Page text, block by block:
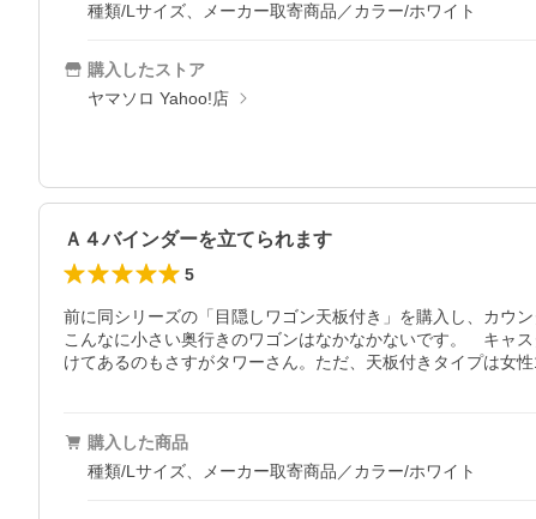
種類/Lサイズ、メーカー取寄商品／カラー/ホワイト
購入したストア
ヤマソロ Yahoo!店
Ａ４バインダーを立てられます
5
前に同シリーズの「目隠しワゴン天板付き」を購入し、カウ
こんなに小さい奥行きのワゴンはなかなかないです。　キャ
けてあるのもさすがタワーさん。ただ、天板付きタイプは女
購入した商品
種類/Lサイズ、メーカー取寄商品／カラー/ホワイト